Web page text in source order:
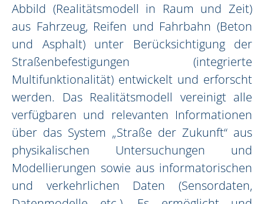
Abbild (Realitätsmodell in Raum und Zeit)
aus Fahrzeug, Reifen und Fahrbahn (Beton
und Asphalt) unter Berücksichtigung der
Straßenbefestigungen (integrierte
Multifunktionalität) entwickelt und erforscht
werden. Das Realitätsmodell vereinigt alle
verfügbaren und relevanten Informationen
über das System „Straße der Zukunft“ aus
physikalischen Untersuchungen und
Modellierungen sowie aus informatorischen
und verkehrlichen Daten (Sensordaten,